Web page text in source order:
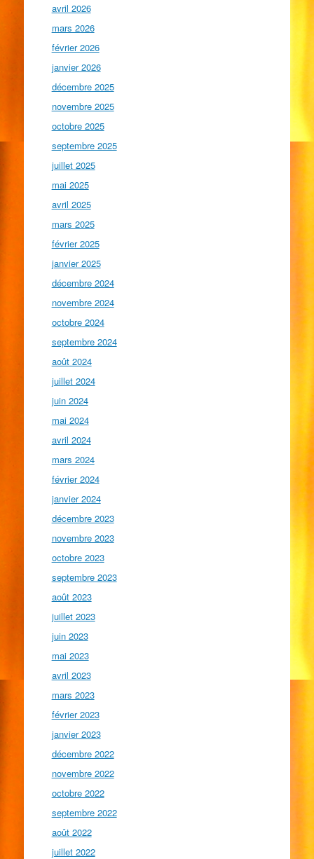
avril 2026
mars 2026
février 2026
janvier 2026
décembre 2025
novembre 2025
octobre 2025
septembre 2025
juillet 2025
mai 2025
avril 2025
mars 2025
février 2025
janvier 2025
décembre 2024
novembre 2024
octobre 2024
septembre 2024
août 2024
juillet 2024
juin 2024
mai 2024
avril 2024
mars 2024
février 2024
janvier 2024
décembre 2023
novembre 2023
octobre 2023
septembre 2023
août 2023
juillet 2023
juin 2023
mai 2023
avril 2023
mars 2023
février 2023
janvier 2023
décembre 2022
novembre 2022
octobre 2022
septembre 2022
août 2022
juillet 2022